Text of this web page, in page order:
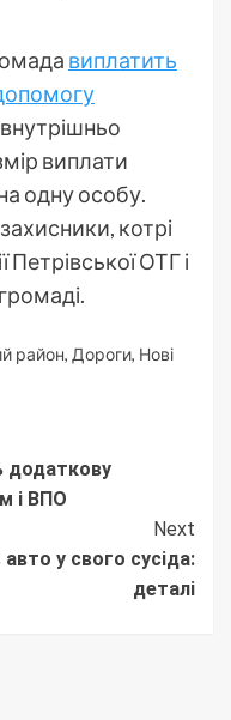
виплатить
виплати
одну особу.
котрі
Петрівської ОТГ і
район, Дороги, Нові
додаткову
і ВПО
Next
у свого сусіда:
деталі